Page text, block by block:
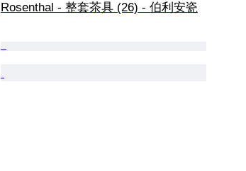
Rosenthal - 整套茶具 (26) - 伯利安瓷